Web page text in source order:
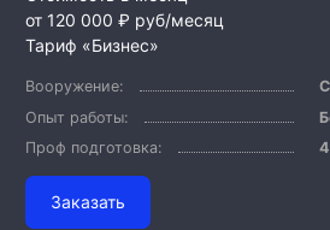
от 120 000 ₽ руб/месяц
Тариф «Бизнес»
Вооружение:
Опыт работы:
Проф подготовка:
Заказать